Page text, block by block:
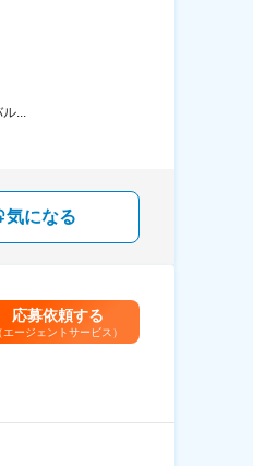
...
気になる
応募依頼する
エージェントサービス）